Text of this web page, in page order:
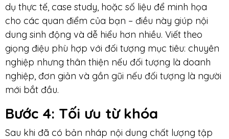
dụ thực tế, case study, hoặc số liệu để minh họa
cho các quan điểm của bạn – điều này giúp nội
dung sinh động và dễ hiểu hơn nhiều. Viết theo
giọng điệu phù hợp với đối tượng mục tiêu: chuyên
nghiệp nhưng thân thiện nếu đối tượng là doanh
nghiệp, đơn giản và gần gũi nếu đối tượng là người
mới bắt đầu.
Bước 4: Tối ưu từ khóa
Sau khi đã có bản nháp nội dung chất lượng tập